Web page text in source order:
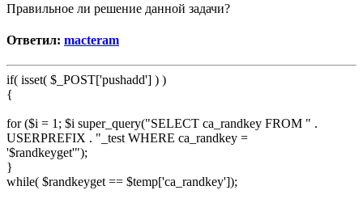
Правильное ли решение данной задачи?
Ответил: macteram
if( isset( $_POST['pushadd'] ) )
{
for ($i = 1; $i super_query("SELECT ca_randkey FROM " .
USERPREFIX . "_test WHERE ca_randkey =
'$randkeyget'");
}
while( $randkeyget == $temp['ca_randkey']);